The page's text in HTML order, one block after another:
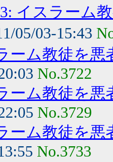
イスラーム
05/03-15:43
ーム教徒を
No.3722
ーム教徒を
No.3729
ーム教徒を
No.3733